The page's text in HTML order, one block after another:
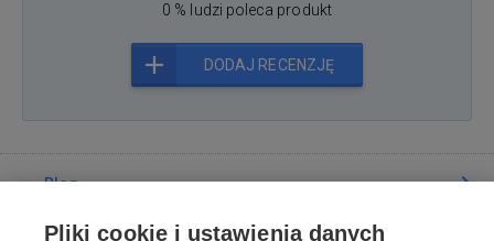
0 % ludzi poleca produkt
DODAJ RECENZJĘ
Blog
Pliki cookie i ustawienia danych